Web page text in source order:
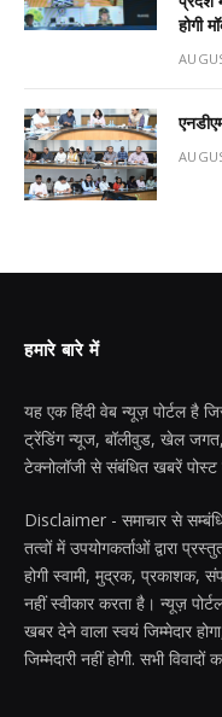
होगी
हमारे बारे में
यह एक हिंदी वेब न्यूज़ पोर्टल है
ट्रेंडिंग न्यूज, बॉलीवुड, खेल
टेक्नोलॉजी से संबंधित खबरें पोस्ट
Disclaimer - समाचार से
तत्वों में उपयोगकर्ताओं द्वारा
होगी स्वामी, मुद्रक, प्रकाशक,
नहीं स्वीकार करता है। न्यूज़
खबर देने वाला स्वयं जिम्मेदार
जिम्मेदारी नहीं होगी. सभी विवादों